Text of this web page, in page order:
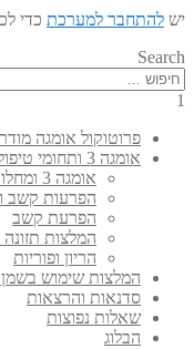
יש להתחבר למערכת כדי
Search
חיפוש:
1
פרוטוקול אומגה
אומגה 3 ותחומי טיפול
אומגה 3 ומחלות שונות
הפרעות קשב
הפרעת קשב
המלצות תזונה
הריון ופוריות
המלצות שימוש בשמן
סדנאות והרצאות
שאלות נפוצות
הבלוג